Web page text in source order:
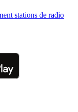
stations de radio